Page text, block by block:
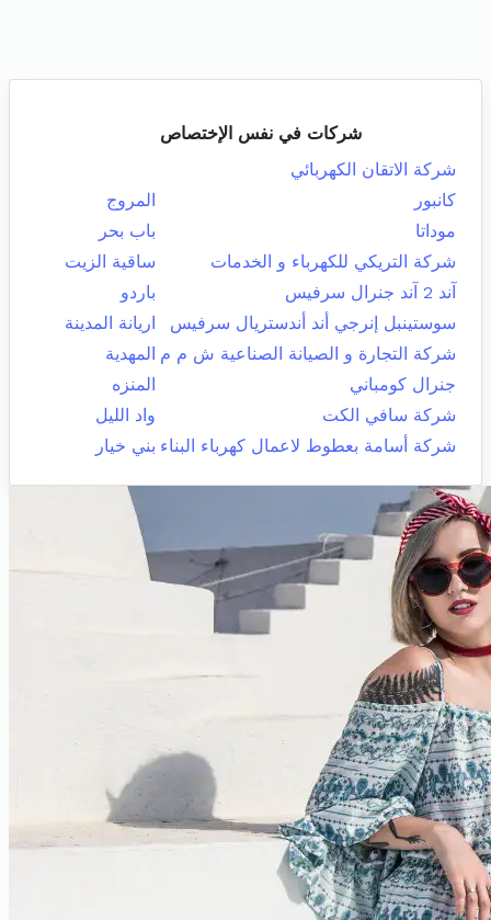
شركات في نفس الإختصاص
شركة الاتقان الكهربائي
كانبور
المروج
موداتا
باب بحر
شركة التريكي للكهرباء و الخدمات
ساقية الزيت
آند 2 آند جنرال سرفيس
باردو
سوستينبل إنرجي أند أندستريال سرفيس
اريانة المدينة
شركة التجارة و الصيانة الصناعية ش م م المهدية
جنرال كومباني
المنزه
شركة سافي الكت
واد الليل
شركة أسامة بعطوط لاعمال كهرباء البناء بني خيار